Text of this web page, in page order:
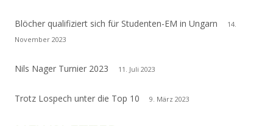
Blöcher qualifiziert sich für Studenten-EM in Ungarn
14.
November 2023
Nils Nager Turnier 2023 11. Juli 2023
Trotz Lospech unter die Top 10 9. März 2023